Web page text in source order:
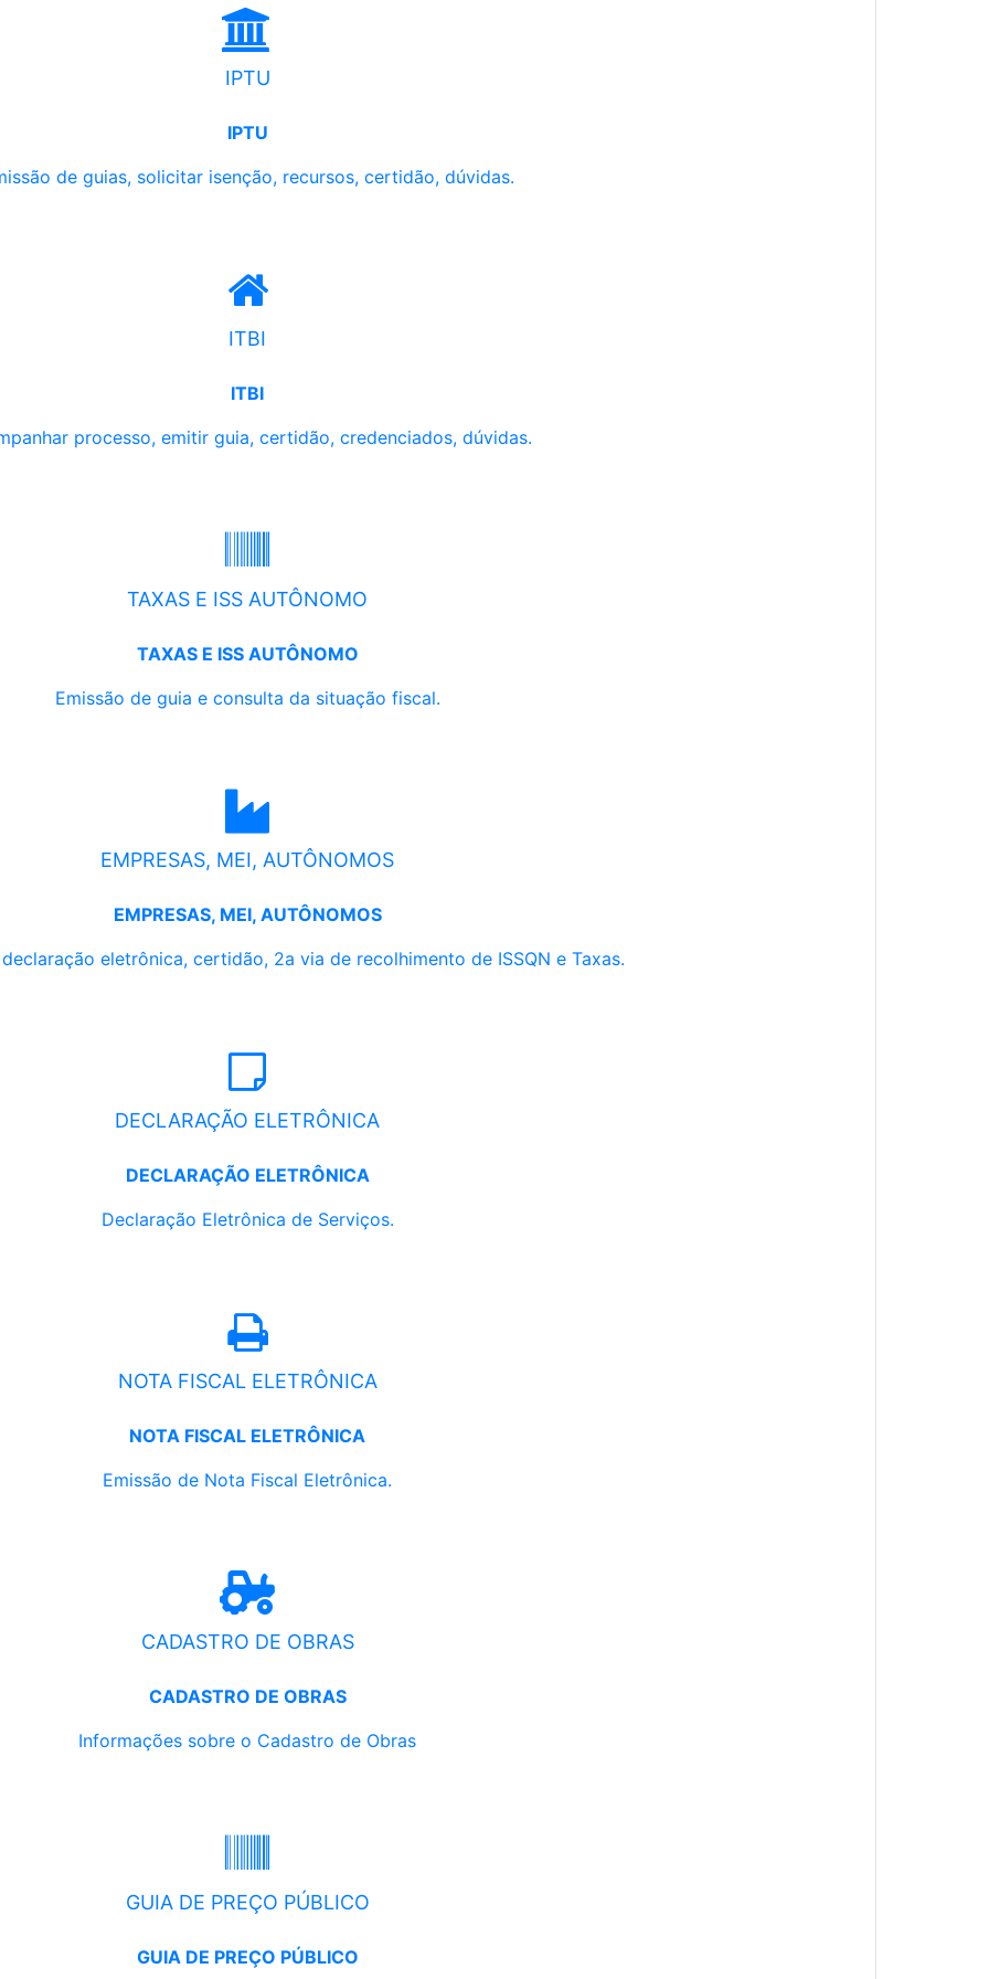
IPTU
IPTU
de guias, solicitar isenção, recursos, certidão, dúvidas.
ITBI
ITBI
processo, emitir guia, certidão, credenciados, dúvidas.
TAXAS E ISS AUTÔNOMO
TAXAS E ISS AUTÔNOMO
Emissão de guia e consulta da situação fiscal.
EMPRESAS, MEI, AUTÔNOMOS
EMPRESAS, MEI, AUTÔNOMOS
eletrônica, certidão, 2a via de recolhimento de ISSQN e Taxas.
DECLARAÇÃO ELETRÔNICA
DECLARAÇÃO ELETRÔNICA
Declaração Eletrônica de Serviços.
NOTA FISCAL ELETRÔNICA
NOTA FISCAL ELETRÔNICA
Emissão de Nota Fiscal Eletrônica.
CADASTRO DE OBRAS
CADASTRO DE OBRAS
Informações sobre o Cadastro de Obras
GUIA DE PREÇO PÚBLICO
GUIA DE PREÇO PÚBLICO